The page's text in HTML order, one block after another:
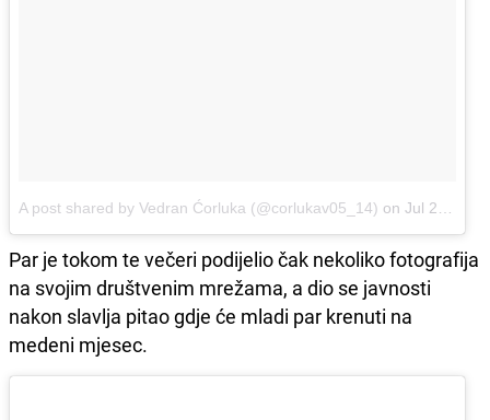
A post shared by Vedran Ćorluka (@corlukav05_14) on Jul 21, 2018 at 12:06pm PDT
Par je tokom te večeri podijelio čak nekoliko fotografija
na svojim društvenim mrežama, a dio se javnosti
nakon slavlja pitao gdje će mladi par krenuti na
medeni mjesec.